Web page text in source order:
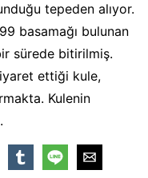
tepeden alıyor.
basamağı bulunan
sürede bitirilmiş.
ettiği kule,
Kulenin